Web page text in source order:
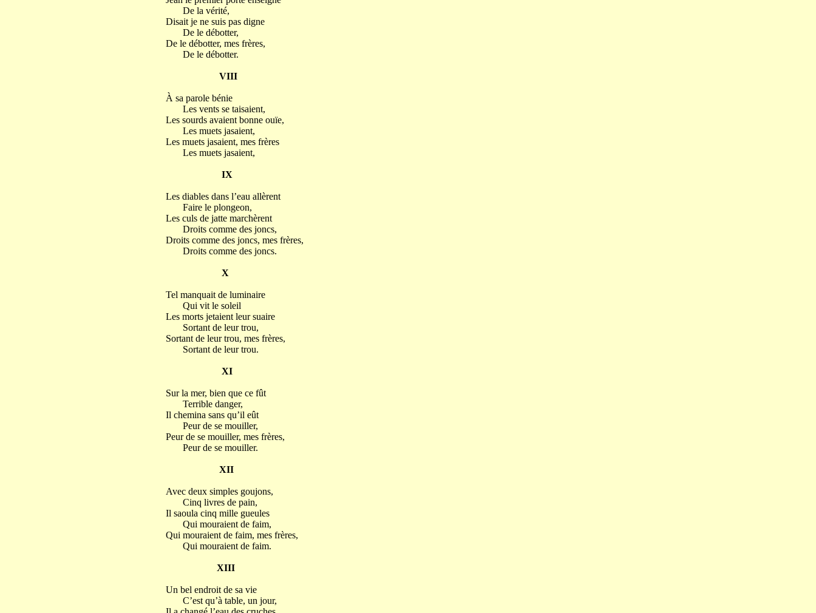
De la vérité,
Disait je ne suis pas digne
De le débotter,
De le débotter, mes frères,
De le débotter.
VIII
À sa parole bénie
Les vents se taisaient,
Les sourds avaient bonne ouïe,
Les muets jasaient,
Les muets jasaient, mes frères
Les muets jasaient,
IX
Les diables dans l’eau allèrent
Faire le plongeon,
Les culs de jatte marchèrent
Droits comme des joncs,
Droits comme des joncs, mes frères,
Droits comme des joncs.
X
Tel manquait de luminaire
Qui vit le soleil
Les morts jetaient leur suaire
Sortant de leur trou,
Sortant de leur trou, mes frères,
Sortant de leur trou.
XI
Sur la mer, bien que ce fût
Terrible danger,
Il chemina sans qu’il eût
Peur de se mouiller,
Peur de se mouiller, mes frères,
Peur de se mouiller.
XII
Avec deux simples goujons,
Cinq livres de pain,
Il saoula cinq mille gueules
Qui mouraient de faim,
Qui mouraient de faim, mes frères,
Qui mouraient de faim.
XIII
Un bel endroit de sa vie
C’est qu’à table, un jour,